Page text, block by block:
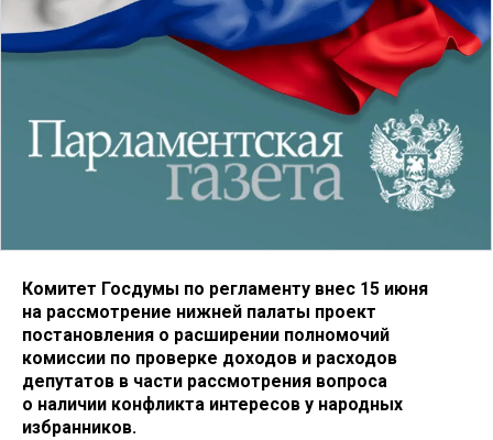
Комитет Госдумы по регламенту внес 15 июня
на рассмотрение нижней палаты проект
постановления о расширении полномочий
комиссии по проверке доходов и расходов
депутатов в части рассмотрения вопроса
о наличии конфликта интересов у народных
избранников.